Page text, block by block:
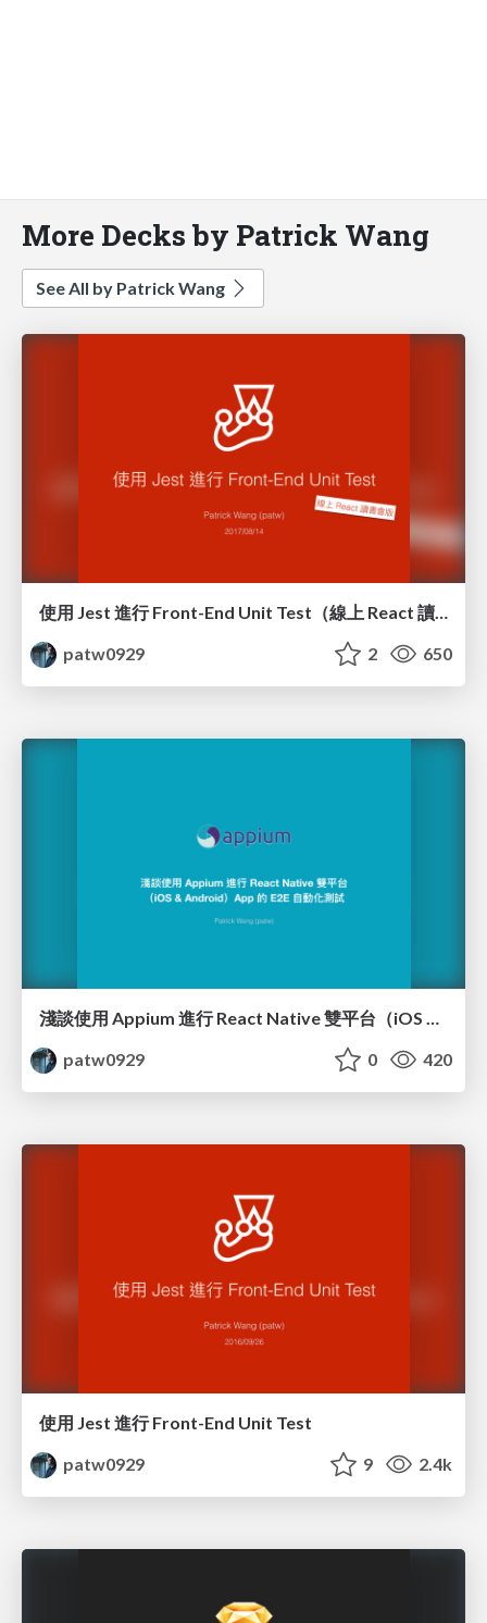
More Decks by Patrick Wang
See All by Patrick Wang
使用 Jest 進行 Front-End Unit Test（線上 React 讀書會版）
patw0929
2 650
patw0929
0 420
使用 Jest 進行 Front-End Unit Test
patw0929
9 2.4k